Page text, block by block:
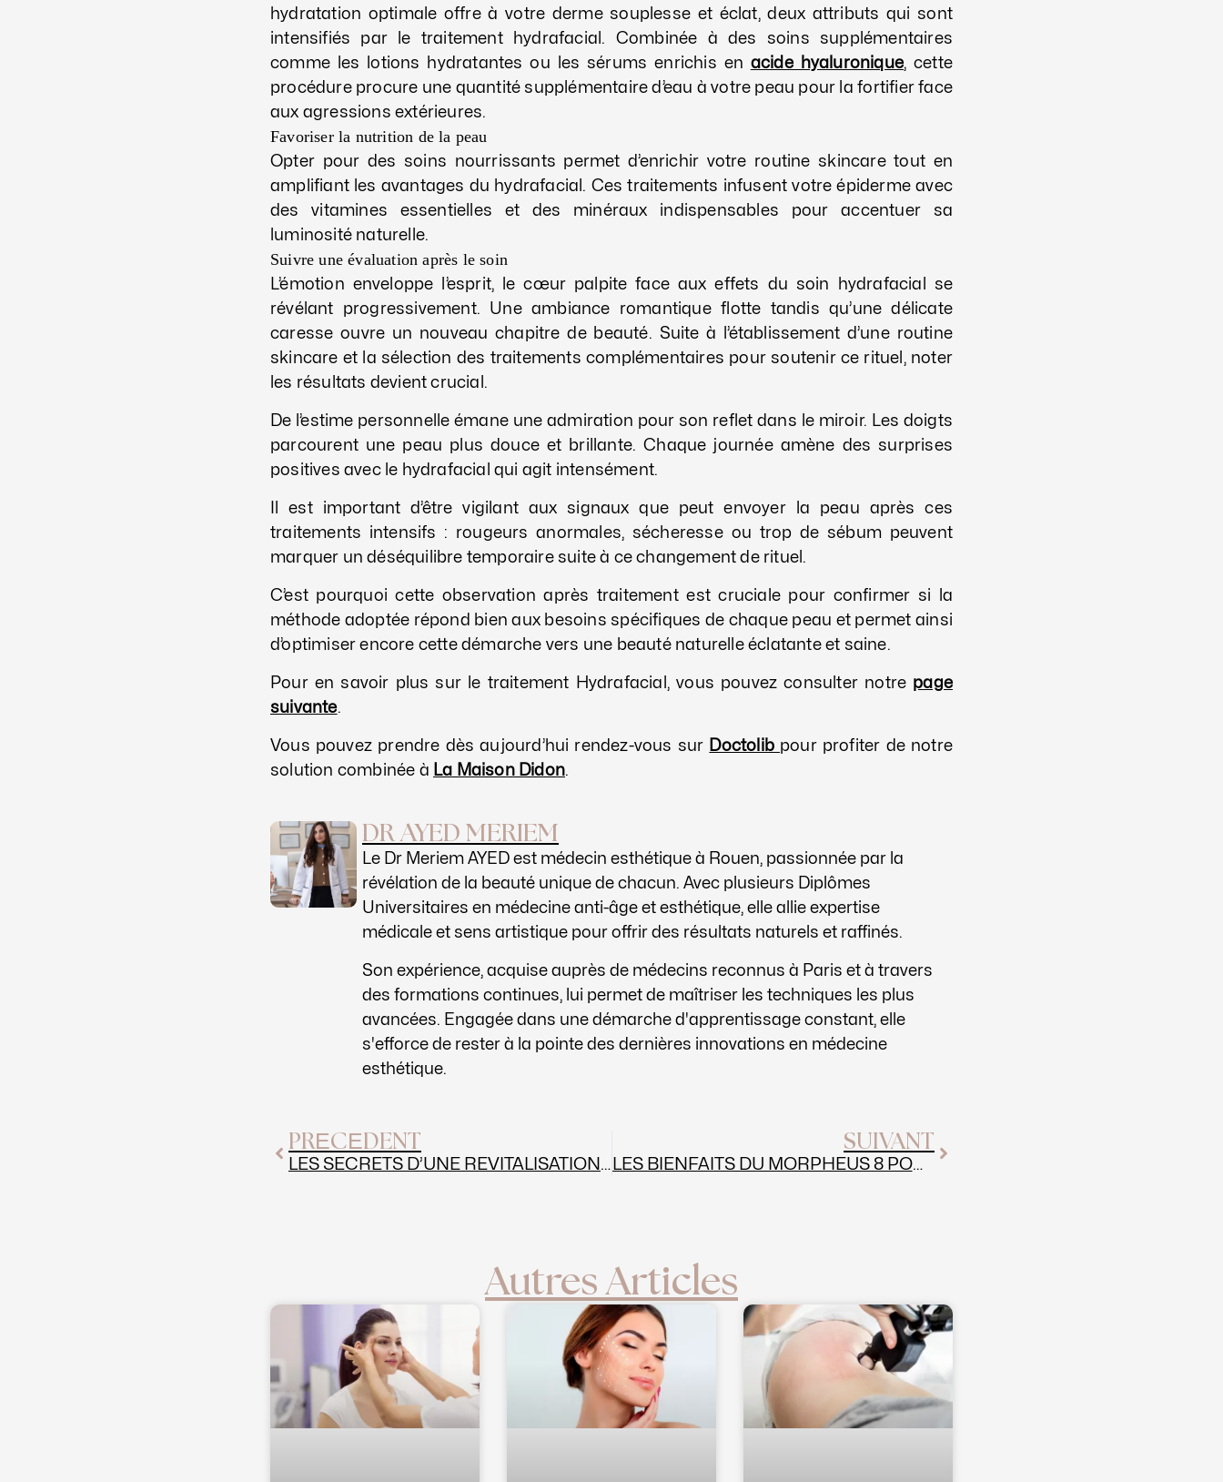
hydratation optimale offre à votre derme souplesse et éclat, deux attributs qui sont
intensifiés par le traitement hydrafacial. Combinée à des soins supplémentaires
comme les lotions hydratantes ou les sérums enrichis en acide hyaluronique, cette
procédure procure une quantité supplémentaire d’eau à votre peau pour la fortifier face
aux agressions extérieures.
Favoriser la nutrition de la peau
Opter pour des soins nourrissants permet d’enrichir votre routine skincare tout en
amplifiant les avantages du hydrafacial. Ces traitements infusent votre épiderme avec
des vitamines essentielles et des minéraux indispensables pour accentuer sa
luminosité naturelle.
Suivre une évaluation après le soin
L’émotion enveloppe l’esprit, le cœur palpite face aux effets du soin hydrafacial se
révélant progressivement. Une ambiance romantique flotte tandis qu’une délicate
caresse ouvre un nouveau chapitre de beauté. Suite à l’établissement d’une routine
skincare et la sélection des traitements complémentaires pour soutenir ce rituel, noter
les résultats devient crucial.
De l’estime personnelle émane une admiration pour son reflet dans le miroir. Les doigts
parcourent une peau plus douce et brillante. Chaque journée amène des surprises
positives avec le hydrafacial qui agit intensément.
Il est important d’être vigilant aux signaux que peut envoyer la peau après ces
traitements intensifs : rougeurs anormales, sécheresse ou trop de sébum peuvent
marquer un déséquilibre temporaire suite à ce changement de rituel.
C’est pourquoi cette observation après traitement est cruciale pour confirmer si la
méthode adoptée répond bien aux besoins spécifiques de chaque peau et permet ainsi
d’optimiser encore cette démarche vers une beauté naturelle éclatante et saine.
Pour en savoir plus sur le traitement Hydrafacial, vous pouvez consulter notre page
suivante.
Vous pouvez prendre dès aujourd’hui rendez-vous sur Doctolib pour profiter de notre
solution combinée à La Maison Didon.
DR AYED MERIEM
Le Dr Meriem AYED est médecin esthétique à Rouen, passionnée par la
révélation de la beauté unique de chacun. Avec plusieurs Diplômes
Universitaires en médecine anti-âge et esthétique, elle allie expertise
médicale et sens artistique pour offrir des résultats naturels et raffinés.
Son expérience, acquise auprès de médecins reconnus à Paris et à travers
des formations continues, lui permet de maîtriser les techniques les plus
avancées. Engagée dans une démarche d'apprentissage constant, elle
s'efforce de rester à la pointe des dernières innovations en médecine
esthétique.
PRÉCÉDENT
LES SECRETS D’UNE REVITALISATION FACIALE SANS CHIRURGIE
SUIVANT
LES BIENFAITS DU MORPHEUS 8 POUR RAFFERMIR LA PEAU
Autres Articles